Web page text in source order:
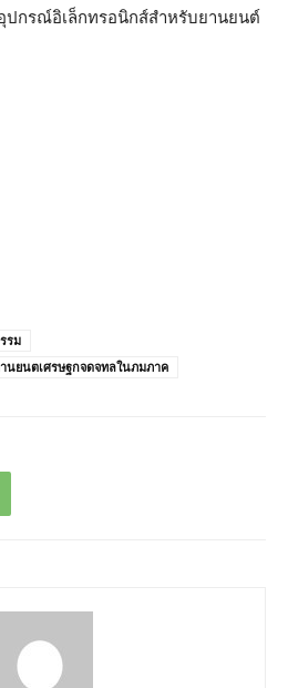
ปกรณ์อิเล็กทรอนิกส์สําหรับยานยนต์
รม
ยนตเศรษฐกจดจทลในภมภาค